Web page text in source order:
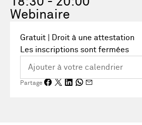
Webinaire
Gratuit | Droit à une attestation
Les inscriptions sont fermées
Partage